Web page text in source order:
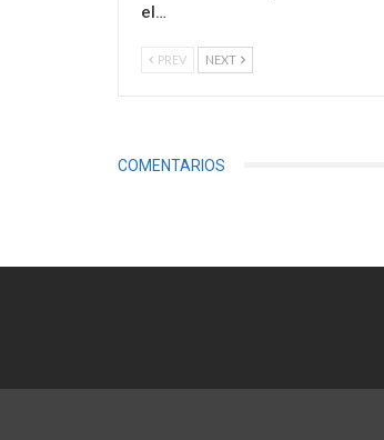
el…
PREV NEXT
COMENTARIOS